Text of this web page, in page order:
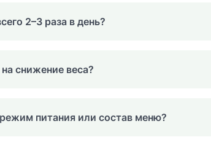
2–3 раза в день?
снижение веса?
питания или состав меню?